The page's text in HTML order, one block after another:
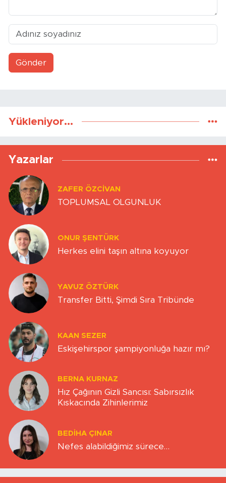
Gönder
Yükleniyor...
Yazarlar
ZAFER ÖZCIVAN
TOPLUMSAL OLGUNLUK
ONUR ŞENTÜRK
Herkes elini taşın altına koyuyor
YAVUZ ÖZTÜRK
Transfer Bitti, Şimdi Sıra Tribünde
KAAN SEZER
Eskişehirspor şampiyonluğa hazır mı?
BERNA KURNAZ
Hız Çağının Gizli Sancısı: Sabırsızlık
Kıskacında Zihinlerimiz
BEDIHA ÇINAR
Nefes alabildiğimiz sürece…